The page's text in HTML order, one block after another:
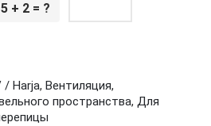
+ 2 = ?
/ Harja, Вентиляция,
пространства, Для